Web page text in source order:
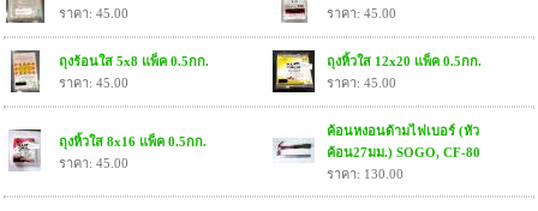
ราคา: 45.00
ราคา: 45.00
ถุงร้อนใส 5x8 แพ็ค 0.5กก.
ราคา: 45.00
ถุงหิ้วใส 12x20 แพ็ค 0.5กก.
ราคา: 45.00
ถุงหิ้วใส 8x16 แพ็ค 0.5กก.
ราคา: 45.00
ค้อนหงอนด้ามไฟเบอร์ (หัว
ค้อน27มม.) SOGO, CF-80
ราคา: 130.00